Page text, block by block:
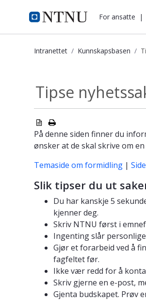
i.ntnu.no For ansatte |
Intranettet Kunnskapsbasen
Tipse
På denne siden finner du
ønsker at de skal skrive om
Temaside om formidling |
Slik tipser du ut
Du har kanskje 5
kjenner deg.
Skriv NTNU først i
Ingenting slår
Gjør et forarbeid ved å
fagfeltet før.
Ikke vær redd for å
Skriv gjerne en e-post,
Gjenta budskapet. Prøv